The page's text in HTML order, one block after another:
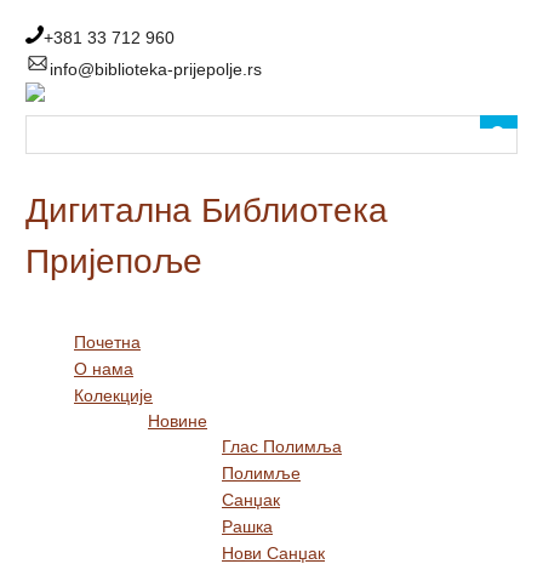
главног
садржаја
+381 33 712 960
info@biblioteka-prijepolje.rs
Дигитална Библиотека
Пријепоље
Почетна
О нама
Колекције
Новине
Глас Полимља
Полимље
Санџак
Рашка
Нови Санџак